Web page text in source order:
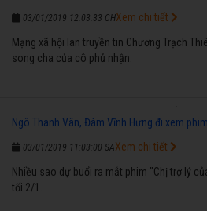
03/01/2019 12:03:33 CH
Mạng xã hội lan truyền tin Chương Trạch
song cha của cô phủ nhận.
Xem chi tiết
Ngô Thanh Vân, Đàm Vĩnh Hưng đi xem
03/01/2019 11:03:00 SA
Nhiều sao dự buổi ra mắt phim "Chị trợ lý
tối 2/1.
Xem chi tiết